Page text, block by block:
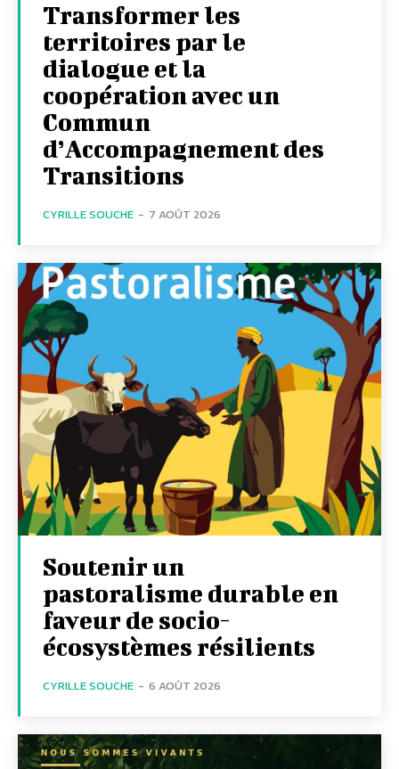
Transformer les
territoires par le
dialogue et la
coopération avec un
Commun
d’Accompagnement des
Transitions
CYRILLE SOUCHE - 7 AOÛT 2026
Soutenir un
pastoralisme durable en
faveur de socio-
écosystèmes résilients
CYRILLE SOUCHE - 6 AOÛT 2026